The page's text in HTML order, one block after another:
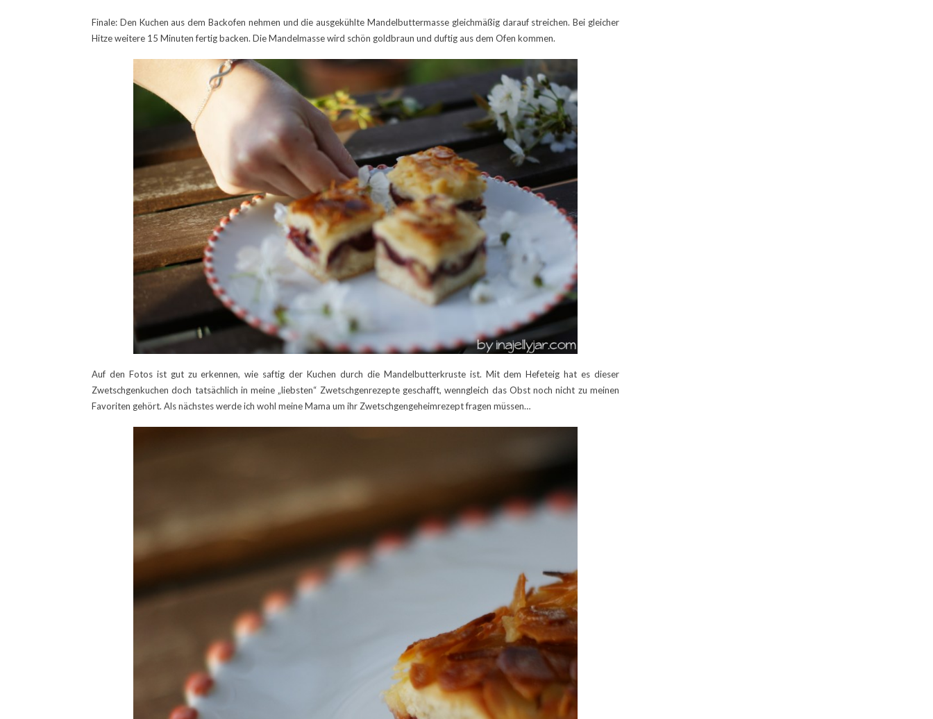
Finale: Den Kuchen aus dem Backofen nehmen und die ausgekühlte Mandelbuttermasse gleichmäßig darauf streichen. Bei gleicher
Hitze weitere 15 Minuten fertig backen. Die Mandelmasse wird schön goldbraun und duftig aus dem Ofen kommen.
Auf den Fotos ist gut zu erkennen, wie saftig der Kuchen durch die Mandelbutterkruste ist. Mit dem Hefeteig hat es dieser
Zwetschgenkuchen doch tatsächlich in meine „liebsten“ Zwetschgenrezepte geschafft, wenngleich das Obst noch nicht zu meinen
Favoriten gehört. Als nächstes werde ich wohl meine Mama um ihr Zwetschgengeheimrezept fragen müssen…